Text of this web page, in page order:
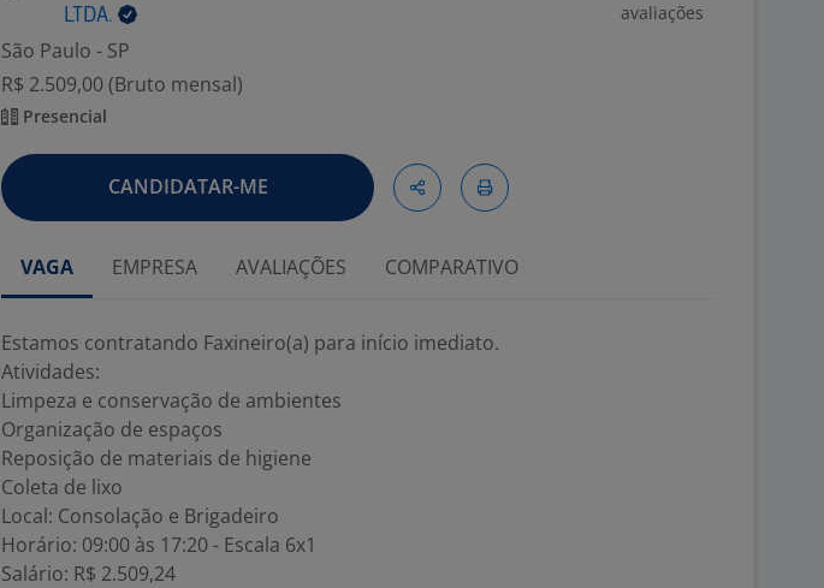
LTDA.
avaliações
São Paulo - SP
R$ 2.509,00 (Bruto mensal)
Presencial
CANDIDATAR-ME
VAGA EMPRESA AVALIAÇÕES COMPARATIVO
Estamos contratando Faxineiro(a) para início imediato.
Atividades:
Limpeza e conservação de ambientes
Organização de espaços
Reposição de materiais de higiene
Coleta de lixo
Local: Consolação e Brigadeiro
Horário: 09:00 às 17:20 - Escala 6x1
Salário: R$ 2.509,24